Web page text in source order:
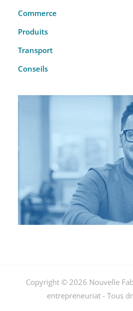
Commerce
Produits
Transport
Conseils
Copyright © 2026 Nouvelle
entrepreneuriat - Tous